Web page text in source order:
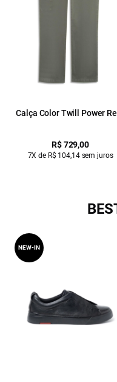
Calça Color Twill Power
R$ 729,00
7X de R$ 104,14 sem juros
NEW-IN